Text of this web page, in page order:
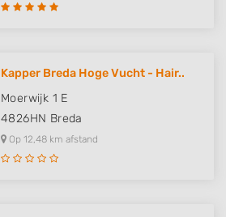
Kapper Breda Hoge Vucht - Hair..
Moerwijk 1 E
4826HN Breda
Op 12,48 km afstand